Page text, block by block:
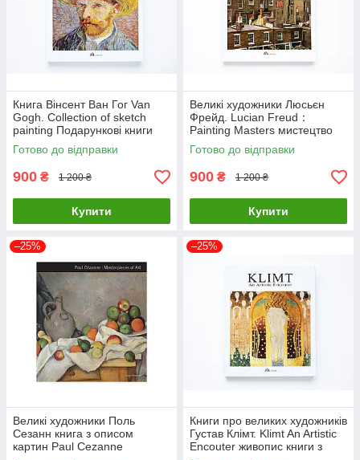
Книга Вінсент Ван Гог Van
Gogh. Collection of sketch
painting Подарункові книги
про мистецтво та живопис
Готово до відправки
900 ₴ 1 200 ₴
Купити
Великі художники Люсьєн
Фрейд. Lucian Freud：
Painting Masters мистецтво
живопис книги для
художників
Готово до відправки
900 ₴ 1 200 ₴
Купити
–25%
Великі художники Поль
Сезанн книга з описом
картин Paul Cezanne
–25%
Книги про великих художників
Густав Клімт. Klimt An Artistic
Encouter живопис книги з